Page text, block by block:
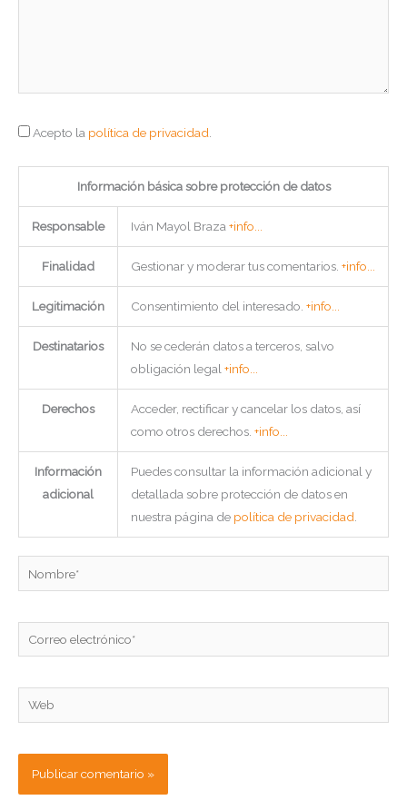
Acepto la política de privacidad
Información básica sobre protección de datos
Responsable Iván Mayol Braza +info...
Finalidad Gestionar y moderar tus comentarios. +info...
Legitimación Consentimiento del interesado. +info...
Destinatarios
No se cederán datos a terceros, salvo
obligación legal +info...
Derechos
Acceder, rectificar y cancelar los datos, así
como otros derechos. +info...
Información
adicional
Puedes consultar la información adicional y
detallada sobre protección de datos en
nuestra página de política de privacidad
Nombre*
electrónico*